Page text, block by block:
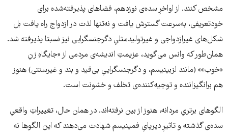
مشخص کنند. از اواخرِ سده‌ی نوزدهم، فضاهای پذیرفته‌شده برای
خودتعریفی، به‌سرعت گسترش یافت و نه‌تنها لذت در ازدواج راه یافت بل
شکل‌های غیرازدواجی و غیرتولیدمثلیِ دگرجنسگرایی نیز نسبتا پذیرفته شد.
همان‌طور که وانس می‌گوید، عزیمتِ اندیشه‌ی مردمی از «جایگاهِ زنِ
«خوب»» (مانند لزبینیسم، و دگرجنسگراییِ بی‌قید و بند و غیرسنتی) هنوز
هم برانگیزاننده و توجیه‌کننده‌ی تخلف و خشونت است.
الگوهای برتریِ مردانه، هنوز از بین نرفته‌اند. در همان حال، تغییراتِ واقعیِ
سده‌ی گذشته و تاثیرِ دیرپایِ فمینیسم شهادت می‌دهند که این الگوها نه